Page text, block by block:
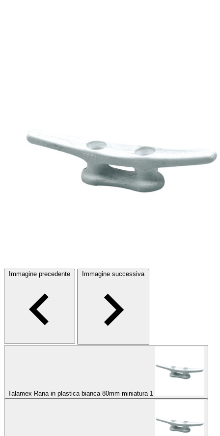
Immagine precedente Immagine successiva
Talamex Rana in plastica bianca 80mm miniatura 1